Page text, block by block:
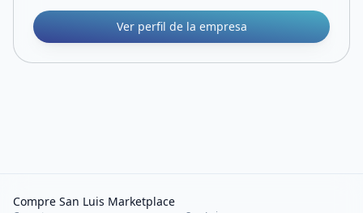
Ver perfil de la empresa
Compre San Luis Marketplace